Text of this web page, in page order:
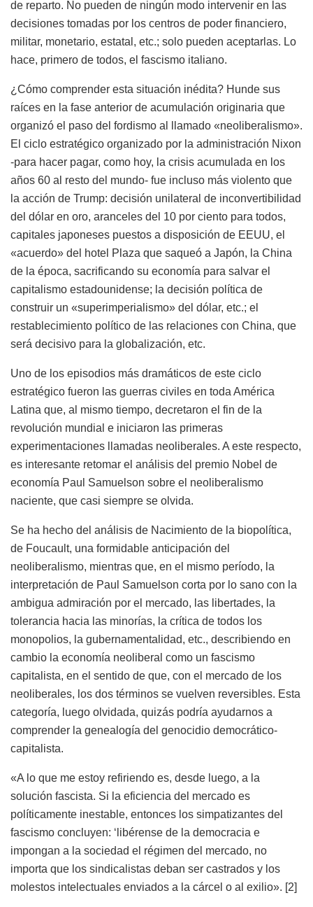
de reparto. No pueden de ningún modo intervenir en las
decisiones tomadas por los centros de poder financiero,
militar, monetario, estatal, etc.; solo pueden aceptarlas. Lo
hace, primero de todos, el fascismo italiano.
¿Cómo comprender esta situación inédita? Hunde sus
raíces en la fase anterior de acumulación originaria que
organizó el paso del fordismo al llamado «neoliberalismo».
El ciclo estratégico organizado por la administración Nixon
-para hacer pagar, como hoy, la crisis acumulada en los
años 60 al resto del mundo- fue incluso más violento que
la acción de Trump: decisión unilateral de inconvertibilidad
del dólar en oro, aranceles del 10 por ciento para todos,
capitales japoneses puestos a disposición de EEUU, el
«acuerdo» del hotel Plaza que saqueó a Japón, la China
de la época, sacrificando su economía para salvar el
capitalismo estadounidense; la decisión política de
construir un «superimperialismo» del dólar, etc.; el
restablecimiento político de las relaciones con China, que
será decisivo para la globalización, etc.
Uno de los episodios más dramáticos de este ciclo
estratégico fueron las guerras civiles en toda América
Latina que, al mismo tiempo, decretaron el fin de la
revolución mundial e iniciaron las primeras
experimentaciones llamadas neoliberales. A este respecto,
es interesante retomar el análisis del premio Nobel de
economía Paul Samuelson sobre el neoliberalismo
naciente, que casi siempre se olvida.
Se ha hecho del análisis de Nacimiento de la biopolítica,
de Foucault, una formidable anticipación del
neoliberalismo, mientras que, en el mismo período, la
interpretación de Paul Samuelson corta por lo sano con la
ambigua admiración por el mercado, las libertades, la
tolerancia hacia las minorías, la crítica de todos los
monopolios, la gubernamentalidad, etc., describiendo en
cambio la economía neoliberal como un fascismo
capitalista, en el sentido de que, con el mercado de los
neoliberales, los dos términos se vuelven reversibles. Esta
categoría, luego olvidada, quizás podría ayudarnos a
comprender la genealogía del genocidio democrático-
capitalista.
«A lo que me estoy refiriendo es, desde luego, a la
solución fascista. Si la eficiencia del mercado es
políticamente inestable, entonces los simpatizantes del
fascismo concluyen: ‘libérense de la democracia e
impongan a la sociedad el régimen del mercado, no
importa que los sindicalistas deban ser castrados y los
molestos intelectuales enviados a la cárcel o al exilio». [2]